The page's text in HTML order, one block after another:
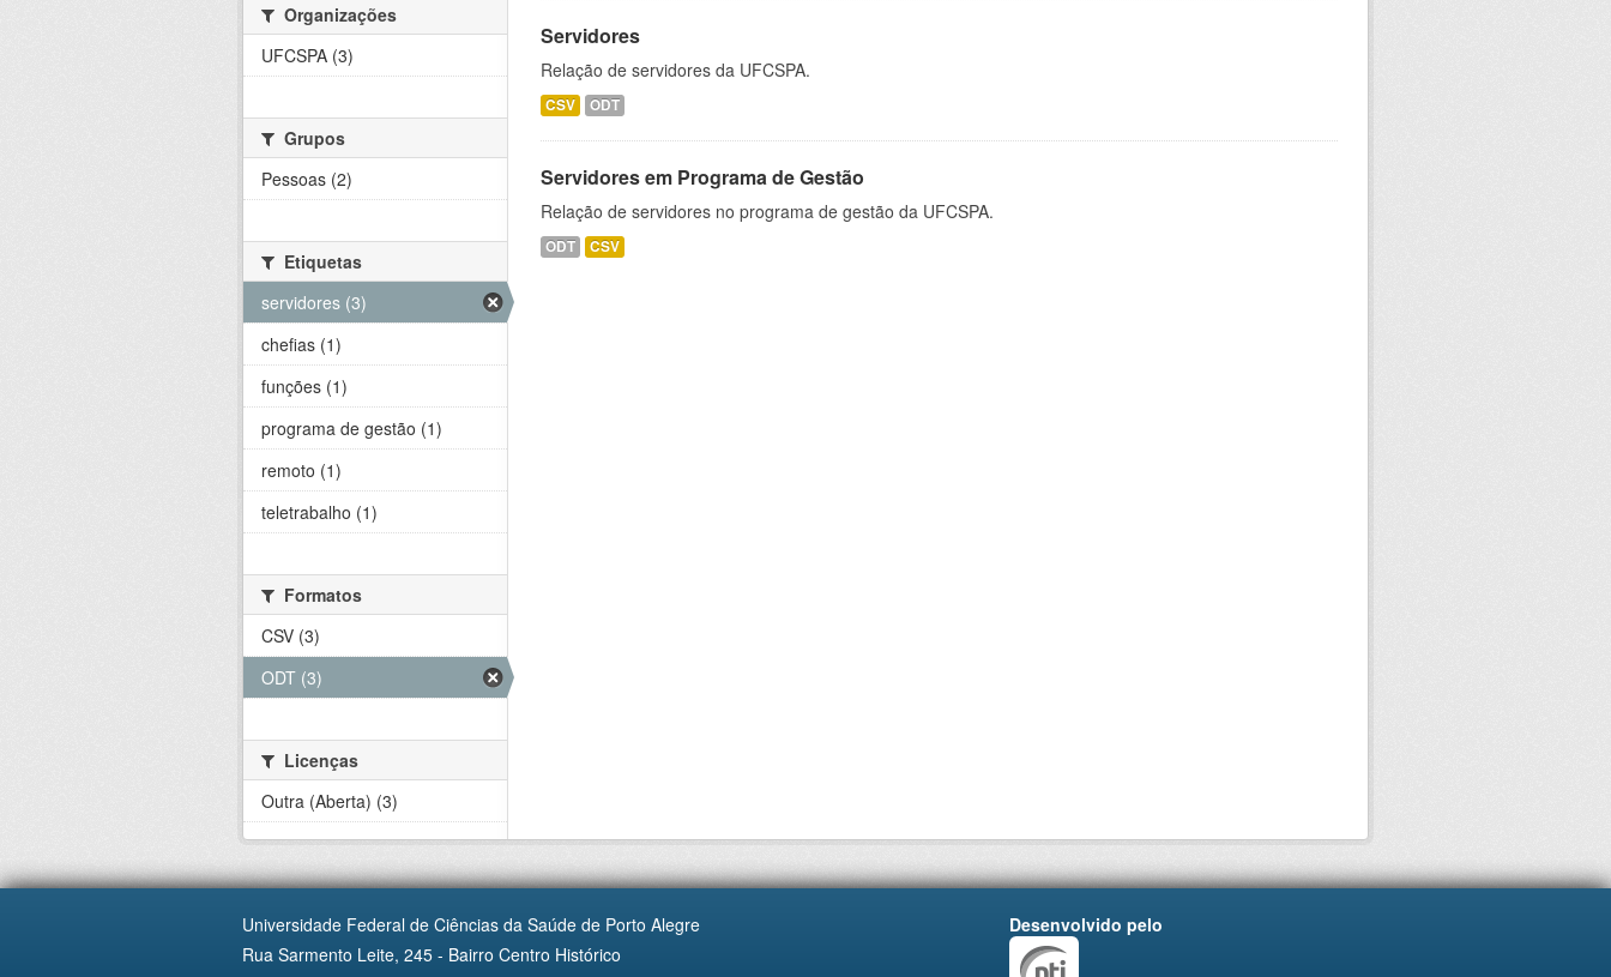
Servidores
Relação de servidores da UFCSPA.
CSV ODT
Servidores em Programa de Gestão
Relação de servidores no programa de gestão da UFCSPA.
ODT CSV
Organizações
UFCSPA (3)
Grupos
Pessoas (2)
Etiquetas
servidores (3)
chefias (1)
funções (1)
programa de gestão (1)
remoto (1)
teletrabalho (1)
Formatos
CSV (3)
ODT (3)
Licenças
Outra (Aberta) (3)
Universidade Federal de Ciências da Saúde de Porto Alegre
Rua Sarmento Leite, 245 - Bairro Centro Histórico
Desenvolvido pelo